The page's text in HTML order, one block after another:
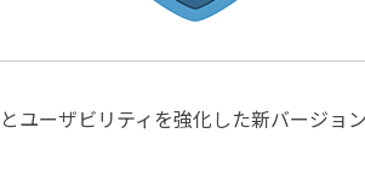
ユーザビリティを強化した新バージョ